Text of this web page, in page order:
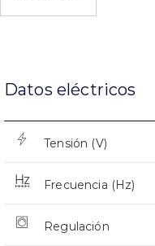
Datos eléctricos
Tensión (V)
Frecuencia (Hz)
Regulación